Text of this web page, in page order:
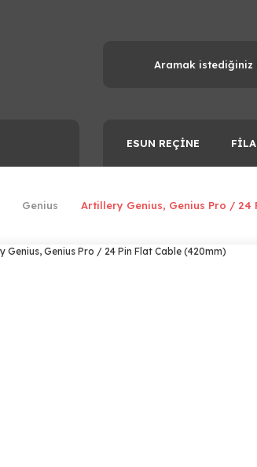
ESUN REÇİNE
Genius Artillery Genius, Genius Pro / 24